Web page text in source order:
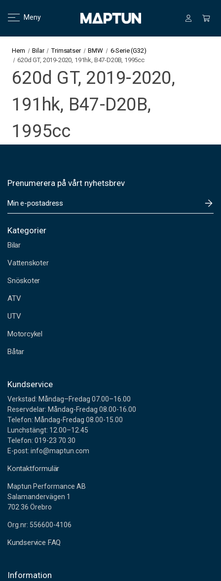
Meny
Hem Bilar Trimsatser BMW
6-Serie (G32)
620d GT, 2019-2020, 191hk, B47-D20B, 1995cc
620d GT, 2019-2020,
191hk, B47-D20B,
1995cc
Prenumerera på vårt nyhetsbrev
-
o
t
a
r
s
s
Kategorier
Bilar
Vattenskoter
Snöskoter
ATV
UTV
Motorcykel
Båtar
Kundservice
Verkstad: Måndag–Fredag 07.00–16.00
Reservdelar: Måndag-Fredag 08.00-16.00
Telefon: Måndag-Fredag 08.00-15.00
Lunchstängt: 12.00–12.45
Telefon: 019-23 70 30
E-post: info@maptun.com
Kontaktformulär
Maptun Performance AB
Salamandervägen 1
702 36 Örebro
Org.nr: 556600-4106
Kundservice FAQ
Information